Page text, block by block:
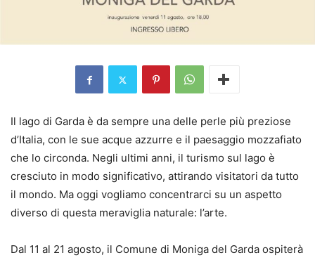
Il lago di Garda è da sempre una delle perle più preziose
d’Italia, con le sue acque azzurre e il paesaggio mozzafiato
che lo circonda. Negli ultimi anni, il turismo sul lago è
cresciuto in modo significativo, attirando visitatori da tutto
il mondo. Ma oggi vogliamo concentrarci su un aspetto
diverso di questa meraviglia naturale: l’arte.
Dal 11 al 21 agosto, il Comune di Moniga del Garda ospiterà